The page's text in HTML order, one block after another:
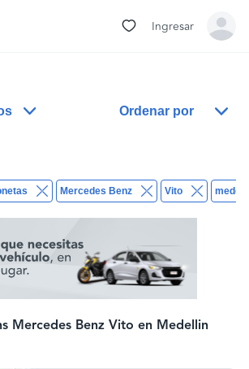
Ingresar
Ordenar por
Mercedes Benz Vito
Mercedes Benz Vito en Medellin